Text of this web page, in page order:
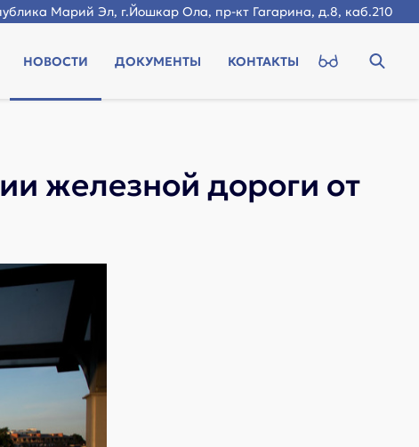
Марий Эл, г.Йошкар Ола, пр-кт Гагарина, д.8, каб.210
НОВОСТИ ДОКУМЕНТЫ КОНТАКТЫ
железной дороги от